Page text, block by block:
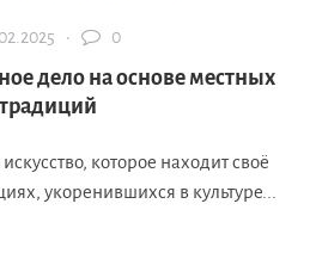
· 0
дело на основе местных
традиций
которое находит своё
укоренившихся в культуре...